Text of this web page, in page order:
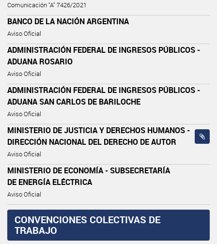
Comunicación "A" 7426/2021
BANCO DE LA NACIÓN ARGENTINA
Aviso Oficial
ADMINISTRACIÓN FEDERAL DE INGRESOS PÚBLICOS -
ADUANA ROSARIO
Aviso Oficial
ADMINISTRACIÓN FEDERAL DE INGRESOS PÚBLICOS -
ADUANA SAN CARLOS DE BARILOCHE
Aviso Oficial
MINISTERIO DE JUSTICIA Y DERECHOS HUMANOS -
DIRECCIÓN NACIONAL DEL DERECHO DE AUTOR
Aviso Oficial
MINISTERIO DE ECONOMÍA - SUBSECRETARÍA
DE ENERGÍA ELÉCTRICA
Aviso Oficial
CONVENCIONES COLECTIVAS DE
TRABAJO